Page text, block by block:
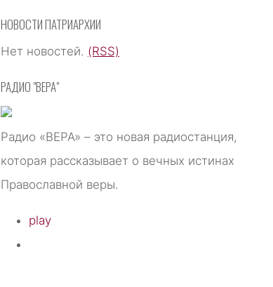
НОВОСТИ ПАТРИАРХИИ
Нет новостей. (RSS)
РАДИО "ВЕРА"
Радио «ВЕРА» – это новая радиостанция,
которая рассказывает о вечных истинах
Православной веры.
play